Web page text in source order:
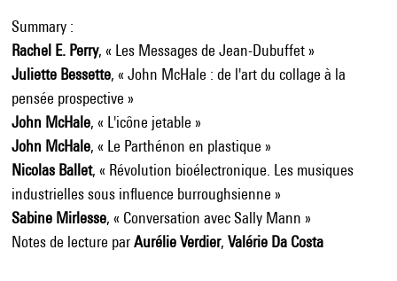
Summary :
Rachel E. Perry, « Les Messages de Jean-Dubuffet »
Juliette Bessette, « John McHale : de l'art du collage à la
pensée prospective »
John McHale, « L'icône jetable »
John McHale, « Le Parthénon en plastique »
Nicolas Ballet, « Révolution bioélectronique. Les musiques
industrielles sous influence burroughsienne »
Sabine Mirlesse, « Conversation avec Sally Mann »
Notes de lecture parAurélie Verdier, Valérie Da Costa